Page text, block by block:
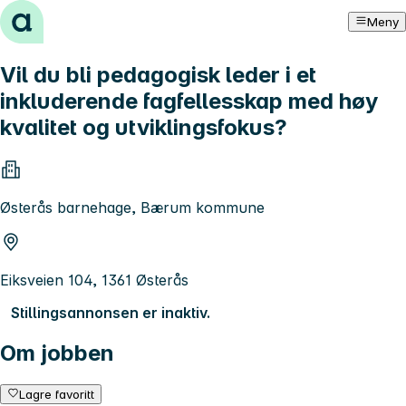
Hopp til innhold Meny
Vil du bli pedagogisk leder i et
inkluderende fagfellesskap med høy
kvalitet og utviklingsfokus?
Østerås barnehage, Bærum kommune
Eiksveien 104, 1361 Østerås
Stillingsannonsen er inaktiv.
Om jobben
Lagre favoritt